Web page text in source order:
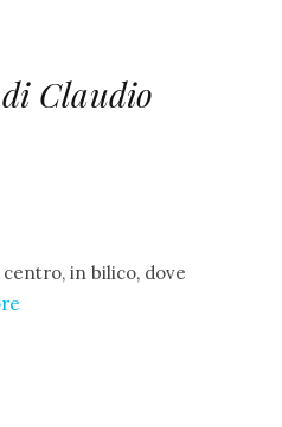
Claudio
in bilico, dove